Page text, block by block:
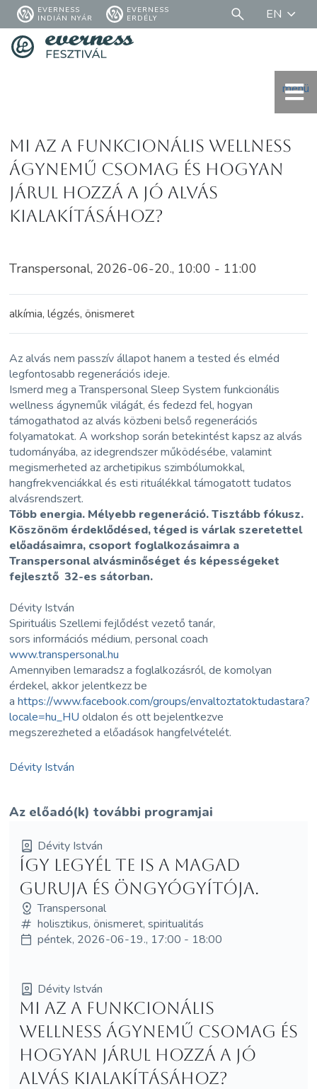
EVERNESS
INDIÁN NYÁR
EVERNESS
ERDÉLY
EN
menü
Mi az a funkcionális wellness
ágynemű csomag és hogyan
járul hozzá a jó alvás
kialakításához?
Transpersonal, 2026-06-20., 10:00 - 11:00
alkímia, légzés, önismeret
Az alvás nem passzív állapot hanem a tested és elméd
legfontosabb regenerációs ideje.
Ismerd meg a Transpersonal Sleep System funkcionális
wellness ágyneműk világát, és fedezd fel, hogyan
támogathatod az alvás közbeni belső regenerációs
folyamatokat. A workshop során betekintést kapsz az alvás
tudományába, az idegrendszer működésébe, valamint
megismerheted az archetipikus szimbólumokkal,
hangfrekvenciákkal és esti rituálékkal támogatott tudatos
alvásrendszert.
Több energia. Mélyebb regeneráció. Tisztább fókusz.
Köszönöm érdeklődésed, téged is várlak szeretettel
előadásaimra, csoport foglalkozásaimra a
Transpersonal alvásminőséget és képességeket
fejlesztő 32-es sátorban.
Dévity István
Spirituális Szellemi fejlődést vezető tanár,
sors információs médium, personal coach
www.transpersonal.hu
Amennyiben lemaradsz a foglalkozásról, de komolyan
érdekel, akkor jelentkezz be
ahttps://www.facebook.com/groups/envaltoztatoktudastara?
locale=hu_HU oldalon és ott bejelentkezve
megszerezheted a előadások hangfelvételét.
Dévity István
Az előadó(k) további programjai
Dévity István
Így legyél te is a magad
guruja és öngyógyítója.
Transpersonal
holisztikus, önismeret, spiritualitás
péntek, 2026-06-19., 17:00 - 18:00
Dévity István
Mi az a funkcionális
wellness ágynemű csomag és
hogyan járul hozzá a jó
alvás kialakításához?